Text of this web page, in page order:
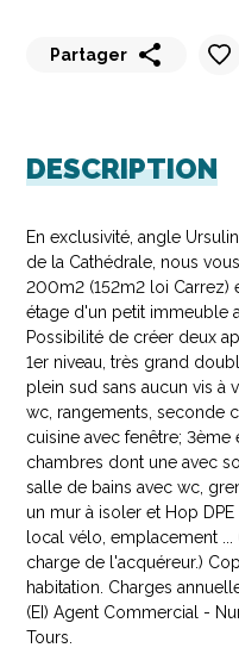
Partager
DESCRIPTION
En exclusivité, angle
de la Cathédrale, nous
200m2 (152m2 loi Carrez)
étage d'un petit immeuble
Possibilité de créer deux
1er niveau, très grand
plein sud sans aucun vis à
wc, rangements, seconde
cuisine avec fenêtre; 3ème
chambres dont une avec
salle de bains avec wc,
un mur à isoler et Hop
local vélo, emplacement ...
charge de l'acquéreur.)
habitation. Charges
(EI) Agent Commercial -
Tours.